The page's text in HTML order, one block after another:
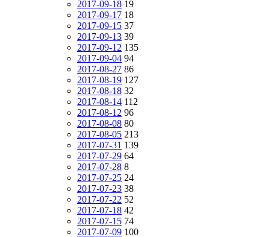
2017-09-18 19
2017-09-17 18
2017-09-15 37
2017-09-13 39
2017-09-12 135
2017-09-04 94
2017-08-27 86
2017-08-19 127
2017-08-18 32
2017-08-14 112
2017-08-12 96
2017-08-08 80
2017-08-05 213
2017-07-31 139
2017-07-29 64
2017-07-28 8
2017-07-25 24
2017-07-23 38
2017-07-22 52
2017-07-18 42
2017-07-15 74
2017-07-09 100